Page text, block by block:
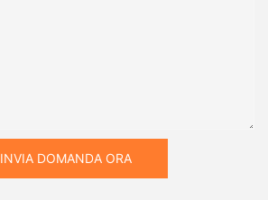
INVIA DOMANDA ORA